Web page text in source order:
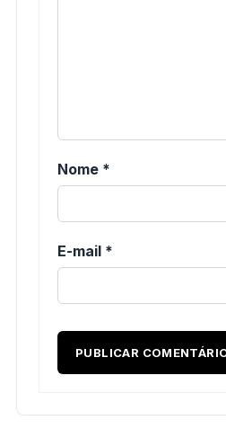
Nome *
E-mail *